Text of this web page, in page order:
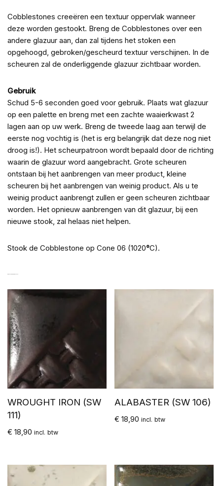
Cobblestones creeëren een textuur oppervlak wanneer
deze worden gestookt. Breng de Cobblestones over een
andere glazuur aan, dan zal tijdens het stoken een
opgehoogd, gebroken/gescheurd textuur verschijnen. In de
scheuren zal de onderliggende glazuur zichtbaar worden.
Gebruik
Schud 5-6 seconden goed voor gebruik. Plaats wat glazuur
op een palette en breng met een zachte waaierkwast 2
lagen aan op uw werk. Breng de tweede laag aan terwijl de
eerste nog vochtig is (het is erg belangrijk dat deze nog niet
droog is!). Het scheurpatroon wordt bepaald door de richting
waarin de glazuur word aangebracht. Grote scheuren
ontstaan bij het aanbrengen van meer product, kleine
scheuren bij het aanbrengen van weinig product. Als u te
weinig product aanbrengt zullen er geen scheuren zichtbaar
worden. Het opnieuw aanbrengen van dit glazuur, bij een
nieuwe stook, zal helaas niet helpen.
Stook de Cobblestone op Cone 06 (1020°C).
WROUGHT IRON (SW
111)
€ 18,90 incl. btw
ALABASTER (SW 106)
€ 18,90 incl. btw